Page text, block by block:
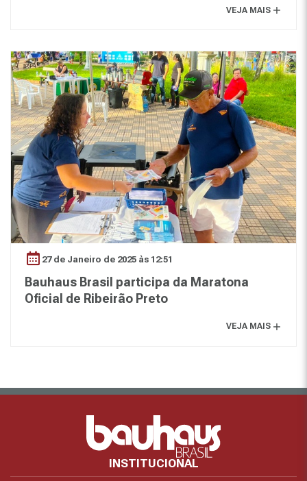
VEJA MAIS
27 de Janeiro de 2025 às 12:51
Bauhaus Brasil participa da Maratona
Oficial de Ribeirão Preto
VEJA MAIS
INSTITUCIONAL